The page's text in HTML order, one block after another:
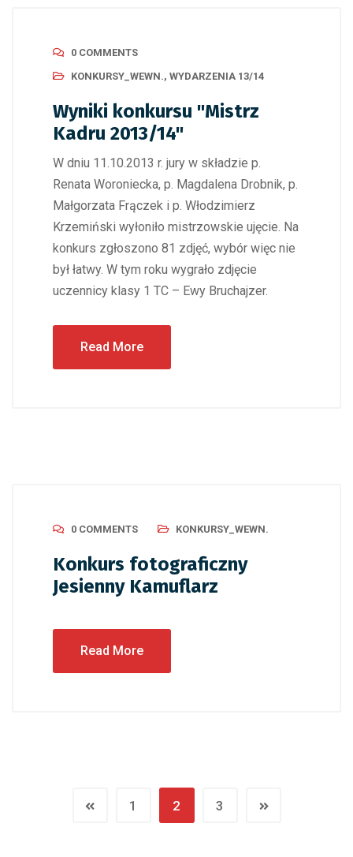
0 COMMENTS
KONKURSY_WEWN., WYDARZENIA 13/14
Wyniki konkursu "Mistrz
Kadru 2013/14"
W dniu 11.10.2013 r. jury w składzie p.
Renata Woroniecka, p. Magdalena Drobnik, p.
Małgorzata Frączek i p. Włodzimierz
Krzemiński wyłoniło mistrzowskie ujęcie. Na
konkurs zgłoszono 81 zdjęć, wybór więc nie
był łatwy. W tym roku wygrało zdjęcie
uczennicy klasy 1 TC – Ewy Bruchajzer.
Read More
0 COMMENTS KONKURSY_WEWN.
Konkurs fotograficzny
Jesienny Kamuflarz
Read More
1 2 3